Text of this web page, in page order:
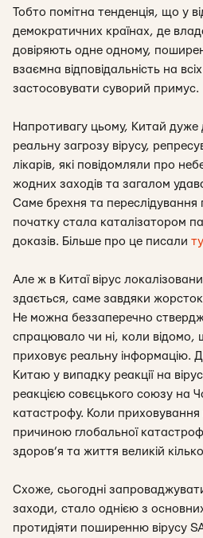
Тобто помітна тенденція, що у
демократичних країнах, де
довіряють одне одному,
взаємна відповідальність на
застосовувати суворий примус.
Напротивагу цьому, Китай дуже
реальну загрозу вірусу,
лікарів, які повідомляли про
жодних заходів та загалом
Саме брехня та
початку стала каталізатором
доказів. Більше про це писали
Але ж в Китаї вірус
здається, саме завдяки
Не можна беззаперечно
спрацювало чи ні, коли відомо,
приховує реальну інформацію.
Китаю у випадку реакції на
реакцією совєцького союзу на
катастрофу. Коли
причиною глобальної
здоров’я та життя великій
Схоже, сьогодні
заходи, стало однією з
протидіяти поширенню вірусу